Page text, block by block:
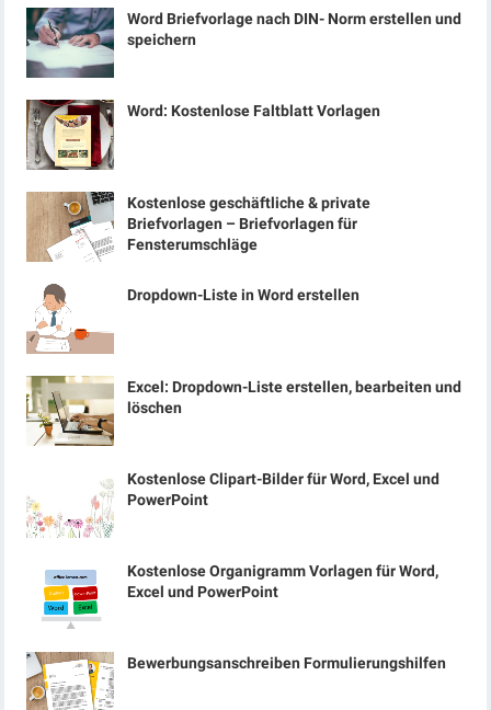
Word Briefvorlage nach DIN- Norm erstellen und
speichern
Word: Kostenlose Faltblatt Vorlagen
Kostenlose geschäftliche & private
Briefvorlagen – Briefvorlagen für
Fensterumschläge
Dropdown-Liste in Word erstellen
Excel: Dropdown-Liste erstellen, bearbeiten und
löschen
Kostenlose Clipart-Bilder für Word, Excel und
PowerPoint
Kostenlose Organigramm Vorlagen für Word,
Excel und PowerPoint
Bewerbungsanschreiben Formulierungshilfen